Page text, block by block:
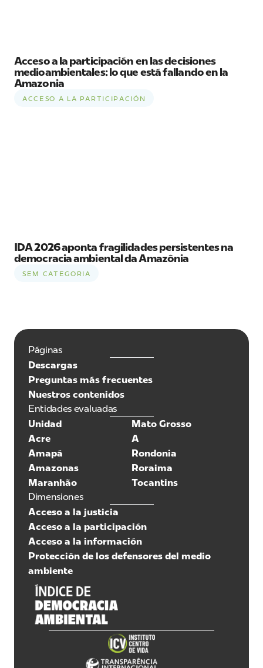
Acceso a la participación en las decisiones
medioambientales: lo que está fallando en la
Amazonia
ACCESO A LA PARTICIPACIÓN
IDA 2026 aponta fragilidades persistentes na
democracia ambiental da Amazônia
SEM CATEGORIA
Páginas
Descargas
Preguntas más frecuentes
Nuestros contenidos
Entidades evaluadas
Unidad
Acre
Amapá
Amazonas
Maranhão
Mato Grosso
A
Rondonia
Roraima
Tocantins
Dimensiones
Acceso a la justicia
Acceso a la participación
Acceso a la información
Protección de los defensores del medio
ambiente